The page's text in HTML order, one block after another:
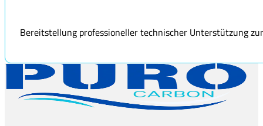
Bereitstellung professioneller technischer Unterstützung